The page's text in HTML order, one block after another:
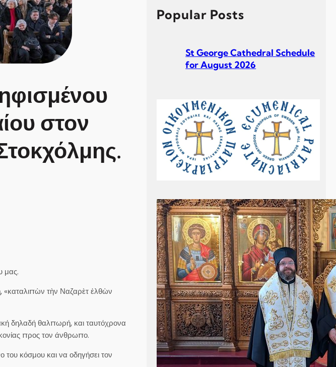
στον
μας.
«καταλιπὼν τὴν Ναζαρὲτ ἐλθὼν
δηλαδή θαλπωρή, και ταυτόχρονα
προς τον άνθρωπο.
του κόσμου και να οδηγήσει τον
h
Popular Posts
St George Cathedral Schedule
for August 2026
St George Cathedral Schedule
for July 2026
Σεβ. Μητροπολίτου Σουηδίας
κ. Κλεόπα Ομιλία στην
Κυριακή Γ´ Ματθαίου
Καθεδρικός Ναός Αγίου Γεωργίου
Στοκχόλμης Κυριακή, 21 Ιουνίου 2026
Θεοφιλέστατε Άγιε Ελαίας κ.
Βαρθολομαίε,Αιδεσιμολογιώτατε π.
Γεώργιε,Μουσικολογιώτατοι,Αγαπητοί
εν Χριστώ Αδελφοί,Αγαπημένα μας
παιδιά, Στο σημερινό Ευαγγέλιο, ο
Χριστός μάς αποκαλύπτει τρεις